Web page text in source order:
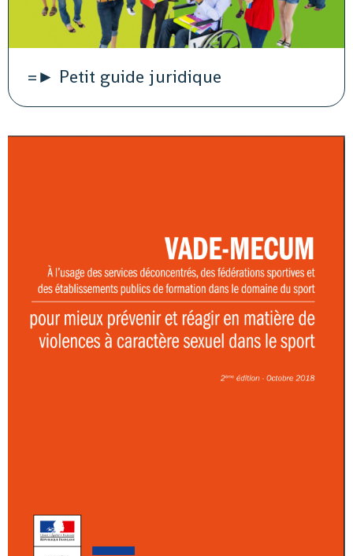
=► Petit guide juridique